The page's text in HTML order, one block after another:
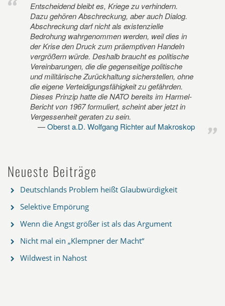
Entscheidend bleibt es, Kriege zu verhindern.
Dazu gehören Abschreckung, aber auch Dialog.
Abschreckung darf nicht als existenzielle
Bedrohung wahrgenommen werden, weil dies in
der Krise den Druck zum präemptiven Handeln
vergrößern würde. Deshalb braucht es politische
Vereinbarungen, die die gegenseitige politische
und militärische Zurückhaltung sicherstellen, ohne
die eigene Verteidigungsfähigkeit zu gefährden.
Dieses Prinzip hatte die NATO bereits im Harmel-
Bericht von 1967 formuliert, scheint aber jetzt in
Vergessenheit geraten zu sein.
Oberst a.D. Wolfgang Richter auf Makroskop
Neueste Beiträge
Deutschlands Problem heißt Glaubwürdigkeit
Selektive Empörung
Wenn die Angst größer ist als das Argument
Nicht mal ein „Klempner der Macht“
Wildwest in Nahost